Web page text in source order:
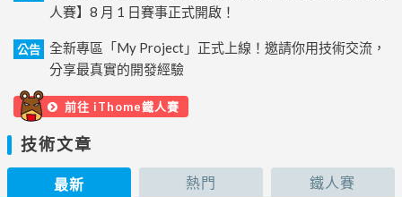
人賽】8 月 1 日賽事正式開啟！
公告
全新專區「My Project」正式上線！邀請你用技術交流，
分享最真實的開發經驗
前往 iThome鐵人賽
技術文章
最新 熱門 鐵人賽